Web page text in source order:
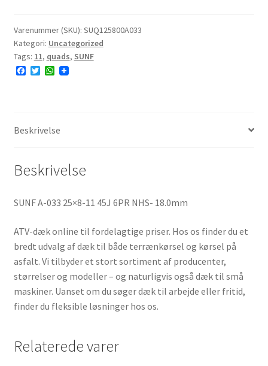
11
6PR
NHS
antal
Varenummer (SKU): SUQ125800A033
Kategori: Uncategorized
Tags: 11, quads, SUNF
F
o
k
T
r
W
p
p
Beskrivelse
Beskrivelse
SUNF A-033 25×8-11 45J 6PR NHS- 18.0mm
ATV-dæk online til fordelagtige priser. Hos os finder du et
bredt udvalg af dæk til både terrænkørsel og kørsel på
asfalt. Vi tilbyder et stort sortiment af producenter,
størrelser og modeller – og naturligvis også dæk til små
maskiner. Uanset om du søger dæk til arbejde eller fritid,
finder du fleksible løsninger hos os.
Relaterede varer